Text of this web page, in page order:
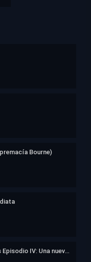
Bourne)
La guerra de las galaxias Episodio IV: Una nueva esperanza